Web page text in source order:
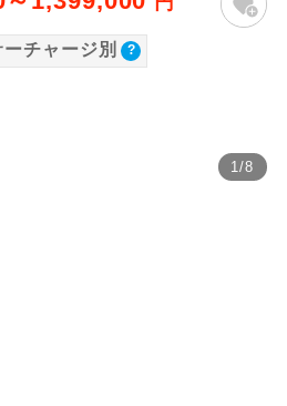
チャージ別
1/8
旅客サービス施設使用
ます。料金確定後、お知
産を訪ねるコースです。
地にも宿泊するコースです。